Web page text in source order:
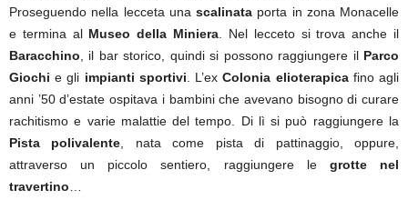
Proseguendo nella lecceta una scalinata porta in zona Monacelle
e termina al Museo della Miniera . Nel lecceto si trova anche il
Baracchino , il bar storico, quindi si possono raggiungere il Parco
Giochi e gli impianti sportivi . L’exColonia elioterapicafino agli
anni ’50 d’estate ospitava i bambini che avevano bisogno di curare
rachitismo e varie malattie del tempo. Di lì si può raggiungere la
Pista polivalente , nata come pista di pattinaggio, oppure,
attraverso un piccolo sentiero, raggiungere le grotte nel
travertino